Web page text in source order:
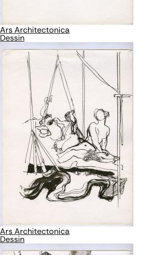
Ars Architectonica
Dessin
Ars Architectonica
Dessin